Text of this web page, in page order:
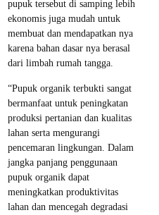
pupuk tersebut di samping lebih
ekonomis juga mudah untuk
membuat dan mendapatkan nya
karena bahan dasar nya berasal
dari limbah rumah tangga.
“Pupuk organik terbukti sangat
bermanfaat untuk peningkatan
produksi pertanian dan kualitas
lahan serta mengurangi
pencemaran lingkungan. Dalam
jangka panjang penggunaan
pupuk organik dapat
meningkatkan produktivitas
lahan dan mencegah degradasi